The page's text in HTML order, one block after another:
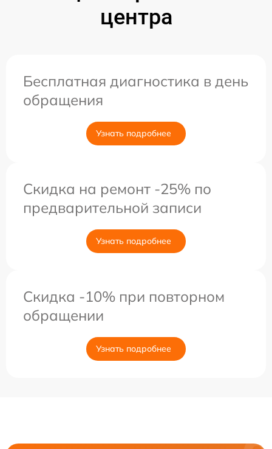
центра
Бесплатная диагностика в день
обращения
Узнать подробнее
Скидка на ремонт -25% по
предварительной записи
Узнать подробнее
Скидка -10% при повторном
обращении
Узнать подробнее